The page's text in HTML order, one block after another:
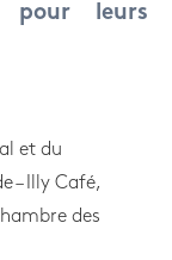
pour leurs
et du
– Illy Café,
des